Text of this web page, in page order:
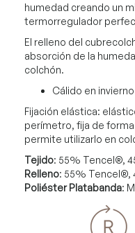
humedad creando un
termorregulador
El relleno del
absorción de la
colchón.
Cálido en
Fijación elástica:
perímetro, fija de
permite utilizarlo en
Tejido: 55% Tencel®,
Relleno: 55% Tencel®,
Poliéster Platabanda: